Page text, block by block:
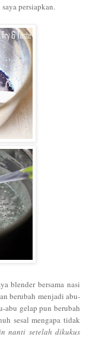
persiapkan.
blender bersama nasi
berubah menjadi abu-
abu gelap pun berubah
sesal mengapa tidak
nanti setelah dikukus